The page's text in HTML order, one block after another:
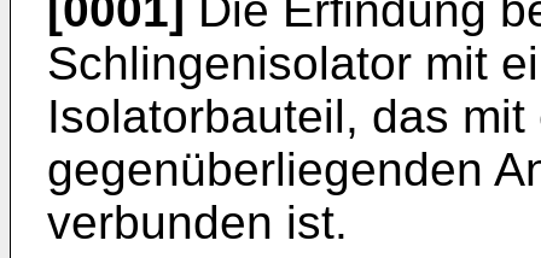
Schlingenisolator mit
Isolatorbauteil, das mit
gegenüberliegenden
verbunden ist.